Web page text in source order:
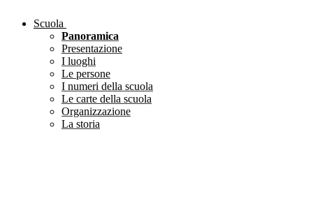
Scuola
Panoramica
Presentazione
I luoghi
Le persone
I numeri della scuola
Le carte della scuola
Organizzazione
La storia